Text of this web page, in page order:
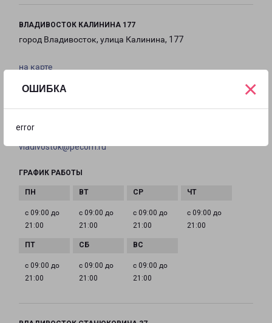
ОШИБКА
error
×
ВЛАДИВОСТОК КАЛИНИНА 177
город Владивосток, улица Калинина, 177
на карте
ТЕЛЕФОН
8(423) 279-05-47
EMAIL
vladivostok@pecom.ru
ГРАФИК РАБОТЫ
с 09:00 до
21:00
с 09:00 до
21:00
с 09:00 до
21:00
с 09:00 до
21:00
с 09:00 до
21:00
с 09:00 до
21:00
с 09:00 до
21:00